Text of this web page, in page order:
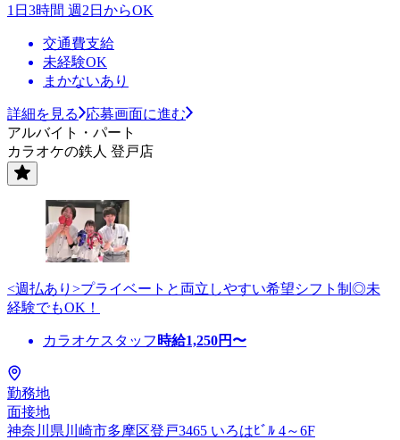
1日3時間 週2日からOK
交通費支給
未経験OK
まかないあり
詳細を見る
応募画面に進む
アルバイト・パート
カラオケの鉄人 登戸店
<週払あり>プライベートと両立しやすい希望シフト制◎未
経験でもOK！
カラオケスタッフ 時給1,250円〜
勤務地
面接地
神奈川県川崎市多摩区登戸3465 いろはﾋﾞﾙ 4～6F